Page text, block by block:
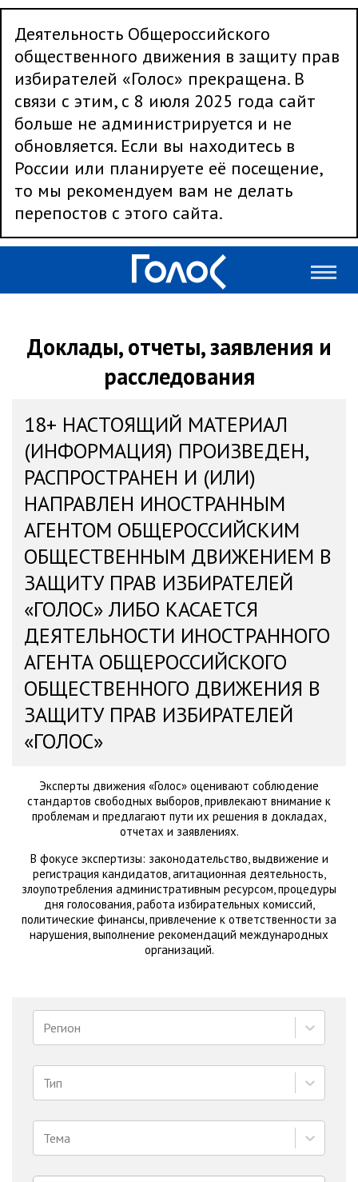
Деятельность Общероссийского
общественного движения в защиту прав
избирателей «Голос» прекращена. В
связи с этим, с 8 июля 2025 года сайт
больше не администрируется и не
обновляется. Если вы находитесь в
России или планируете её посещение,
то мы рекомендуем вам не делать
перепостов с этого сайта.
Доклады, отчеты, заявления и
расследования
18+ НАСТОЯЩИЙ МАТЕРИАЛ
(ИНФОРМАЦИЯ) ПРОИЗВЕДЕН,
РАСПРОСТРАНЕН И (ИЛИ)
НАПРАВЛЕН ИНОСТРАННЫМ
АГЕНТОМ ОБЩЕРОССИЙСКИМ
ОБЩЕСТВЕННЫМ ДВИЖЕНИЕМ В
ЗАЩИТУ ПРАВ ИЗБИРАТЕЛЕЙ
«ГОЛОС» ЛИБО КАСАЕТСЯ
ДЕЯТЕЛЬНОСТИ ИНОСТРАННОГО
АГЕНТА ОБЩЕРОССИЙСКОГО
ОБЩЕСТВЕННОГО ДВИЖЕНИЯ В
ЗАЩИТУ ПРАВ ИЗБИРАТЕЛЕЙ
«ГОЛОС»
Эксперты движения «Голос» оценивают соблюдение
стандартов свободных выборов, привлекают внимание к
проблемам и предлагают пути их решения в докладах,
отчетах и заявлениях.
В фокусе экспертизы: законодательство, выдвижение и
регистрация кандидатов, агитационная деятельность,
злоупотребления административным ресурсом, процедуры
дня голосования, работа избирательных комиссий,
политические финансы, привлечение к ответственности за
нарушения, выполнение рекомендаций международных
организаций.
Регион
Тип
Тема